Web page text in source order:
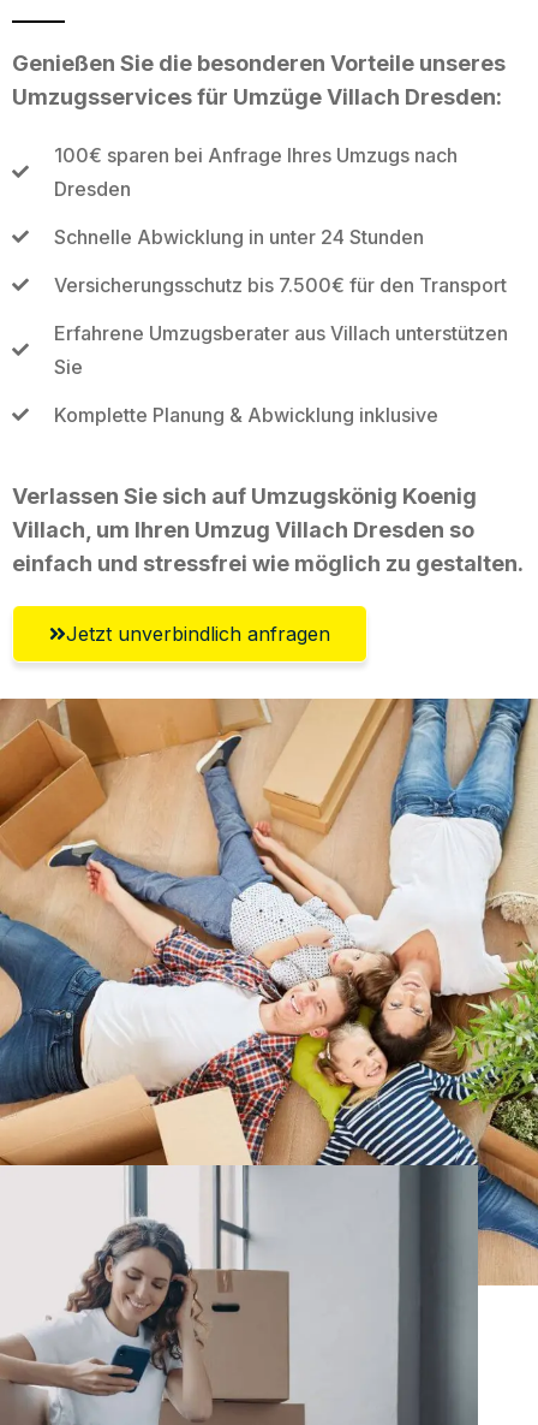
Genießen Sie die besonderen Vorteile unseres
Umzugsservices für Umzüge Villach Dresden:
100€ sparen bei Anfrage Ihres Umzugs nach
Dresden
Schnelle Abwicklung in unter 24 Stunden
Versicherungsschutz bis 7.500€ für den Transport
Erfahrene Umzugsberater aus Villach unterstützen
Sie
Komplette Planung & Abwicklung inklusive
Verlassen Sie sich auf Umzugskönig Koenig
Villach, um Ihren Umzug Villach Dresden so
einfach und stressfrei wie möglich zu gestalten.
Jetzt unverbindlich anfragen